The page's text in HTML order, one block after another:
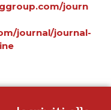
journ
journal/journal-